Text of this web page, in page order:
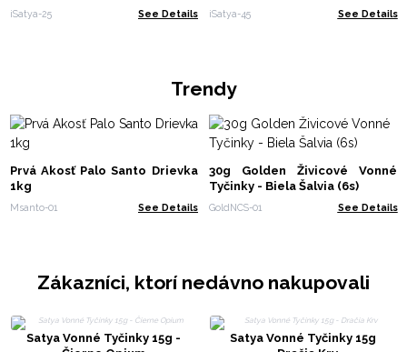
iSatya-25 See Details iSatya-45 See Details
Trendy
Prvá Akosť Palo Santo Drievka
1kg
Msanto-01 See Details
30g Golden Živicové Vonné
Tyčinky - Biela Šalvia (6s)
GoldNCS-01 See Details
Zákazníci, ktorí nedávno nakupovali
Satya Vonné Tyčinky 15g -
Čierne Opium
Satya Vonné Tyčinky 15g
- Dračia Krv